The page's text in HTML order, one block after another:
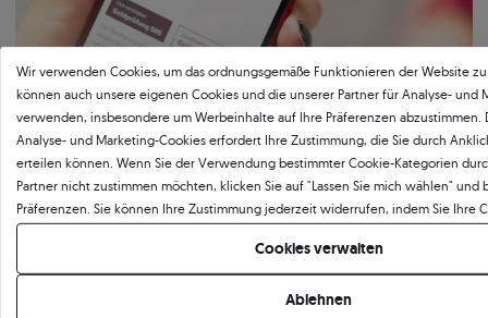
-13%
24h -8% 24h
Wir verwenden Cookies, um das ordnungsgemäße Funktionieren der Website
können auch unsere eigenen Cookies und die unserer Partner für Analyse- und
verwenden, insbesondere um Werbeinhalte auf Ihre Präferenzen
Analyse- und Marketing-Cookies erfordert Ihre Zustimmung, die Sie durch
erteilen können. Wenn Sie der Verwendung bestimmter Cookie-Kategorien
Partner nicht zustimmen möchten, klicken Sie auf "Lassen Sie mich wählen" und
Präferenzen. Sie können Ihre Zustimmung jederzeit widerrufen, indem Sie Ihre
ändern.
Cookies verwalten
Ablehnen